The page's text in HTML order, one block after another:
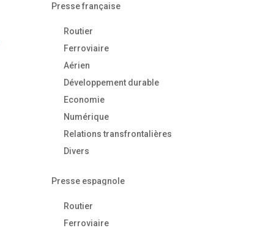
Presse française
Routier
Ferroviaire
Aérien
Développement durable
Economie
Numérique
Relations transfrontalières
Divers
Presse espagnole
Routier
Ferroviaire